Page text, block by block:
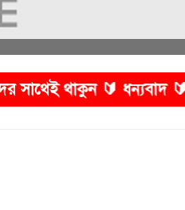
🔰 ধন্যবাদ 🔰